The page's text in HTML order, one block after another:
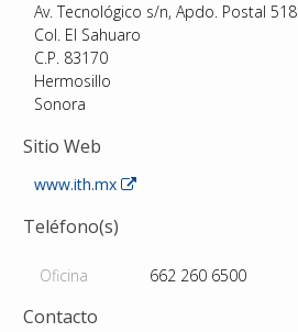
Av. Tecnológico s/n, Apdo. Postal 518
Col. El Sahuaro
C.P. 83170
Hermosillo
Sonora
Sitio Web
www.ith.mx
Teléfono(s)
Oficina 662 260 6500
Contacto